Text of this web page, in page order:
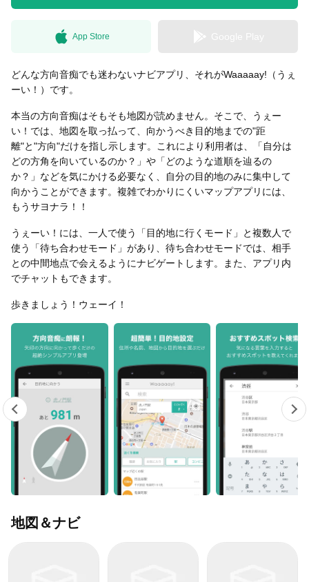
App Store
どんな方向音痴でも迷わないナビアプリ、それがWaaaaay!（うぇ
ーい！）です。
本当の方向音痴はそもそも地図が読めません。そこで、うぇー
い！では、地図を取っ払って、向かうべき目的地までの"距
離"と"方向"だけを指し示します。これにより利用者は、「自分は
どの方角を向いているのか？」や「どのような道順を辿るの
か？」などを気にかける必要なく、自分の目的地のみに集中して
向かうことができます。複雑でわかりにくいマップアプリには、
もうサヨナラ！！
うぇーい！には、一人で使う「目的地に行くモード」と複数人で
使う「待ち合わせモード」があり、待ち合わせモードでは、相手
との中間地点で会えるようにナビゲートします。また、アプリ内
でチャットもできます。
歩きましょう！ウェーイ！
地図＆ナビ